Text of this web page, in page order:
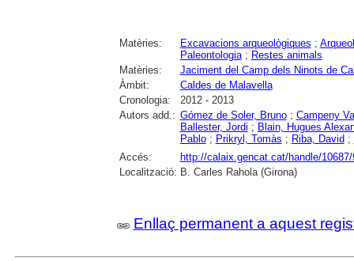
Matèries: Excavacions arqueològiques ;
Paleontologia; Restes animals
Matèries:
Jaciment del Camp dels Ninots de
Àmbit:
Caldes de Malavella
Cronologia:
2012 - 2013
Autors add.: Gómez de Soler, Bruno; Campeny
Ballester, Jordi ; Blain, Hugues
Pablo; Prikryl, Tomàs ; Riba, David ;
Accés:
http://calaix.gencat.cat/handle/10687/
Localització: B. Carles Rahola (Girona)
Enllaç permanent a aquest